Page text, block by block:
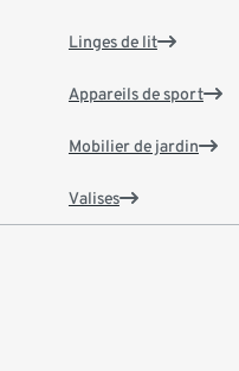
Linges de lit
Appareils de sport
Mobilier de jardin
Valises